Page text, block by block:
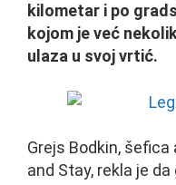
kilometar i po
kojom je već
ulaza u svoj vrtić.
Grejs Bodkin,
and Stay, rekla je